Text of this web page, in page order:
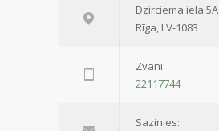
Dzirciema iela 5A
Rīga, LV-1083
Zvani:
22117744
Sazinies: